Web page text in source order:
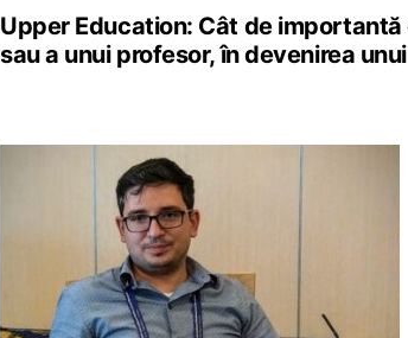
Upper Education: Cât de
sau a unui profesor, în devenirea